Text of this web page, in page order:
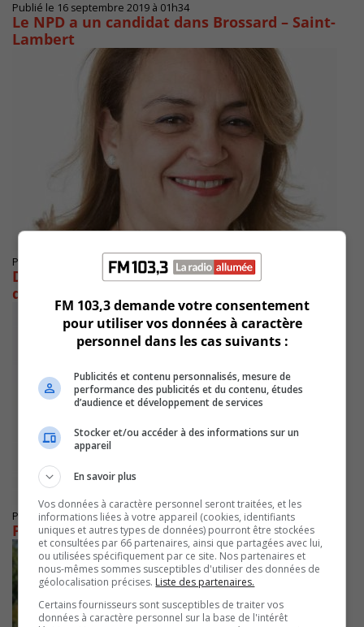
Publié le 16 septembre 2019 à 01h34
Le NPD a un candidat dans Brossard – Saint-
Lambert
Publié le 27 août 2019 à 12h32
Djaouida Sellah est candidate pour le NPD
dans Montarville
Publié le 19 août 2019 à 14h29
Pierre Nantel en discussion avec le Parti vert
FM 103,3 demande votre consentement
pour utiliser vos données à caractère
personnel dans les cas suivants :
Publicités et contenu personnalisés, mesure de
performance des publicités et du contenu, études
d’audience et développement de services
Stocker et/ou accéder à des informations sur un
appareil
En savoir plus
Vos données à caractère personnel seront traitées, et les
informations liées à votre appareil (cookies, identifiants
uniques et autres types de données) pourront être stockées
et consultées par 66 partenaires, ainsi que partagées avec lui,
ou utilisées spécifiquement par ce site. Nos partenaires et
nous-mêmes sommes susceptibles d'utiliser des données de
géolocalisation précises. Liste des partenaires.
Certains fournisseurs sont susceptibles de traiter vos
données à caractère personnel sur la base de l'intérêt